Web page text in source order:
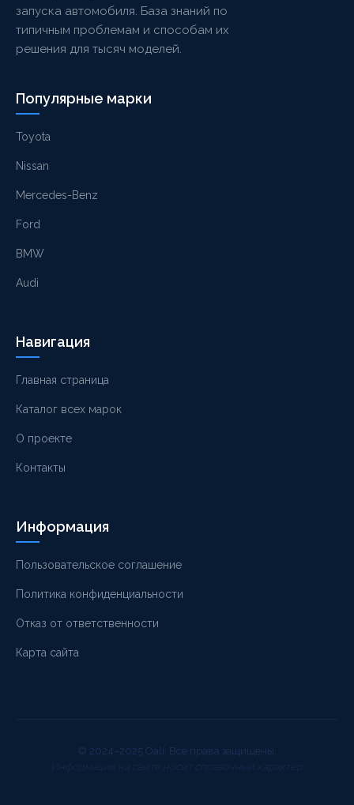
запуска автомобиля. База знаний по
типичным проблемам и способам их
решения для тысяч моделей.
Популярные марки
Toyota
Nissan
Mercedes-Benz
Ford
BMW
Audi
Навигация
Главная страница
Каталог всех марок
О проекте
Контакты
Информация
Пользовательское соглашение
Политика конфиденциальности
Отказ от ответственности
Карта сайта
© 2024–2025 Oali. Все права защищены.